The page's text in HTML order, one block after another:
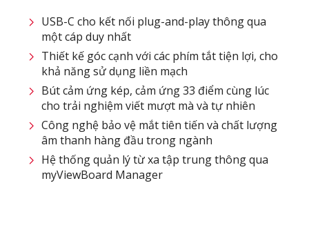
USB-C cho kết nối plug-and-play thông qua
một cáp duy nhất
Thiết kế góc cạnh với các phím tắt tiện lợi, cho
khả năng sử dụng liền mạch
Bút cảm ứng kép, cảm ứng 33 điểm cùng lúc
cho trải nghiệm viết mượt mà và tự nhiên
Công nghệ bảo vệ mắt tiên tiến và chất lượng
âm thanh hàng đầu trong ngành
Hệ thống quản lý từ xa tập trung thông qua
myViewBoard Manager